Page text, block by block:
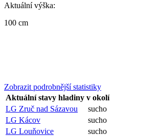
Aktuální výška:
100 cm
Zobrazit podrobnější statistiky
Aktuální stavy hladiny v okolí
LG Zruč nad Sázavou
sucho
LG Kácov
sucho
LG Louňovice
sucho